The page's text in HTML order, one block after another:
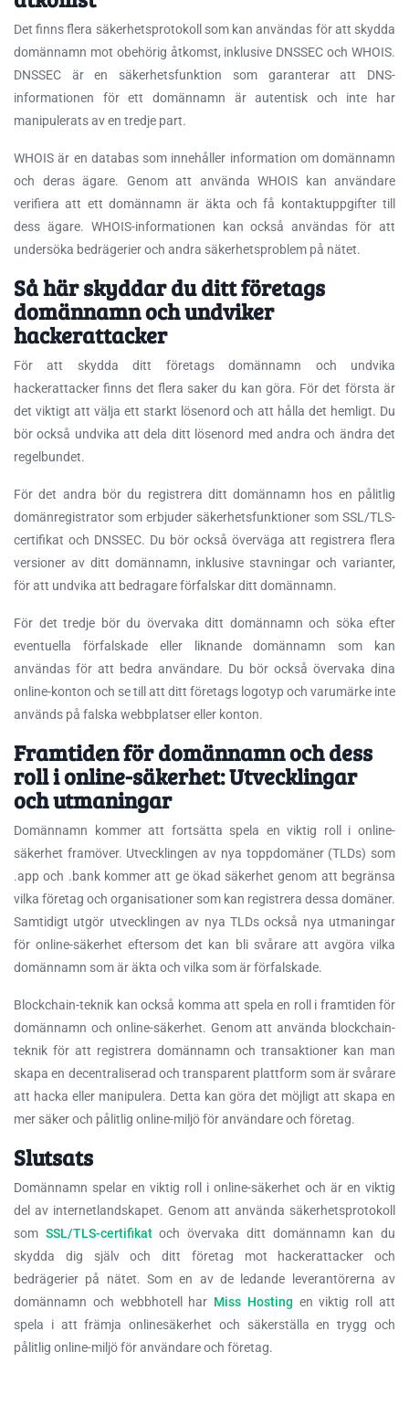
Det finns flera säkerhetsprotokoll som kan användas för att skydda
domännamn mot obehörig åtkomst, inklusive DNSSEC och WHOIS.
DNSSEC är en säkerhetsfunktion som garanterar att DNS-
informationen för ett domännamn är autentisk och inte har
manipulerats av en tredje part.
WHOIS är en databas som innehåller information om domännamn
och deras ägare. Genom att använda WHOIS kan användare
verifiera att ett domännamn är äkta och få kontaktuppgifter till
dess ägare. WHOIS-informationen kan också användas för att
undersöka bedrägerier och andra säkerhetsproblem på nätet.
Så här skyddar du ditt företags
domännamn och undviker
hackerattacker
För att skydda ditt företags domännamn och undvika
hackerattacker finns det flera saker du kan göra. För det första är
det viktigt att välja ett starkt lösenord och att hålla det hemligt. Du
bör också undvika att dela ditt lösenord med andra och ändra det
regelbundet.
För det andra bör du registrera ditt domännamn hos en pålitlig
domänregistrator som erbjuder säkerhetsfunktioner som SSL/TLS-
certifikat och DNSSEC. Du bör också överväga att registrera flera
versioner av ditt domännamn, inklusive stavningar och varianter,
för att undvika att bedragare förfalskar ditt domännamn.
För det tredje bör du övervaka ditt domännamn och söka efter
eventuella förfalskade eller liknande domännamn som kan
användas för att bedra användare. Du bör också övervaka dina
online-konton och se till att ditt företags logotyp och varumärke inte
används på falska webbplatser eller konton.
Framtiden för domännamn och dess
roll i online-säkerhet: Utvecklingar
och utmaningar
Domännamn kommer att fortsätta spela en viktig roll i online-
säkerhet framöver. Utvecklingen av nya toppdomäner (TLDs) som
.app och .bank kommer att ge ökad säkerhet genom att begränsa
vilka företag och organisationer som kan registrera dessa domäner.
Samtidigt utgör utvecklingen av nya TLDs också nya utmaningar
för online-säkerhet eftersom det kan bli svårare att avgöra vilka
domännamn som är äkta och vilka som är förfalskade.
Blockchain-teknik kan också komma att spela en roll i framtiden för
domännamn och online-säkerhet. Genom att använda blockchain-
teknik för att registrera domännamn och transaktioner kan man
skapa en decentraliserad och transparent plattform som är svårare
att hacka eller manipulera. Detta kan göra det möjligt att skapa en
mer säker och pålitlig online-miljö för användare och företag.
Slutsats
Domännamn spelar en viktig roll i online-säkerhet och är en viktig
del av internetlandskapet. Genom att använda säkerhetsprotokoll
som SSL/TLS-certifikatoch övervaka ditt domännamn kan du
skydda dig själv och ditt företag mot hackerattacker och
bedrägerier på nätet. Som en av de ledande leverantörerna av
domännamn och webbhotell har Miss Hosting en viktig roll att
spela i att främja onlinesäkerhet och säkerställa en trygg och
pålitlig online-miljö för användare och företag.